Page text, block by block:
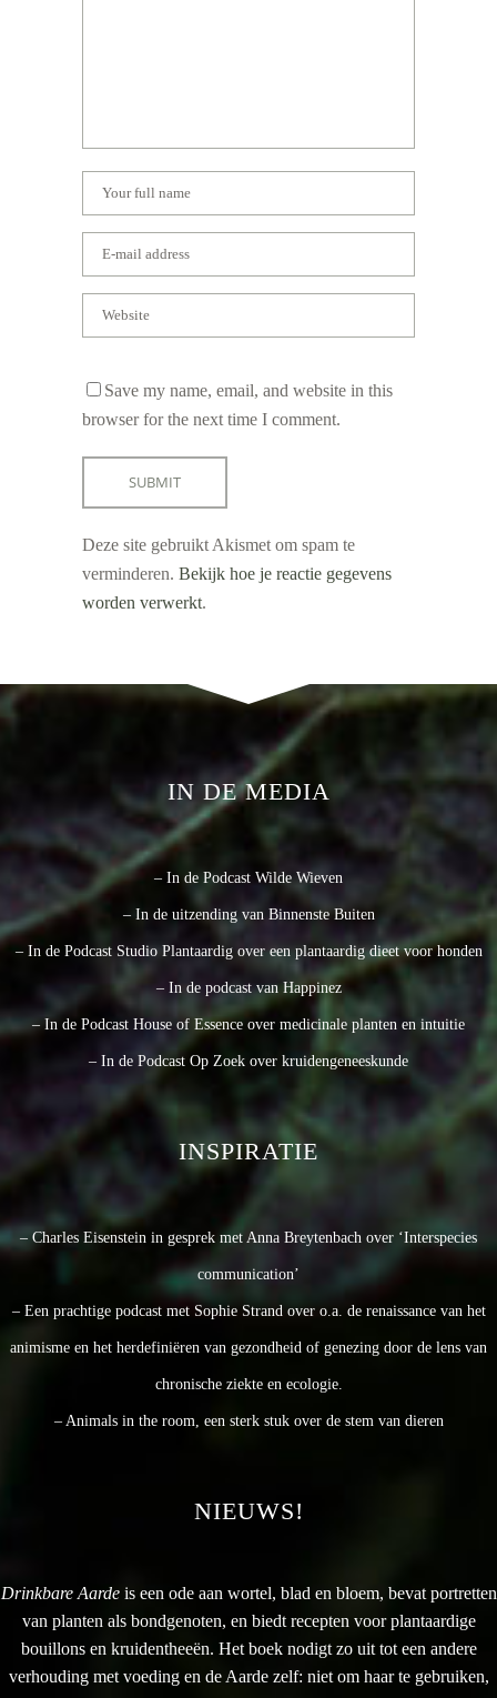
Save my name, email, and website in this
browser for the next time I comment.
Deze site gebruikt Akismet om spam te
verminderen. Bekijk hoe je reactie gegevens
worden verwerkt.
IN DE MEDIA
– In de Podcast Wilde Wieven
– In de uitzending van Binnenste Buiten
– In de Podcast Studio Plantaardig over een plantaardig dieet voor honden
– In de podcast van Happinez
– In de Podcast House of Essence over medicinale planten en intuitie
– In de Podcast Op Zoek over kruidengeneeskunde
INSPIRATIE
– Charles Eisenstein in gesprek met Anna Breytenbach over ‘Interspecies
communication’
– Een prachtige podcast met Sophie Strand over o.a. de renaissance van het
animisme en het herdefiniëren van gezondheid of genezing door de lens van
chronische ziekte en ecologie.
– Animals in the room, een sterk stuk over de stem van dieren
NIEUWS!
Drinkbare Aarde is een ode aan wortel, blad en bloem, bevat portretten
van planten als bondgenoten, en biedt recepten voor plantaardige
bouillons en kruidentheeën. Het boek nodigt zo uit tot een andere
verhouding met voeding en de Aarde zelf: niet om haar te gebruiken,